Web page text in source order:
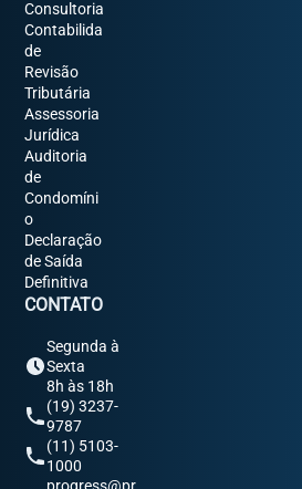
Consultoria
Contabilida
de
Revisão
Tributária
Assessoria
Jurídica
Auditoria
de
Condomíni
o
Declaração
de Saída
Definitiva
CONTATO
Segunda à
Sexta
8h às 18h
(19) 3237-
9787
(11) 5103-
1000